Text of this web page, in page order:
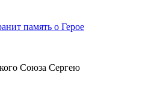
память о Герое
Союза Сергею